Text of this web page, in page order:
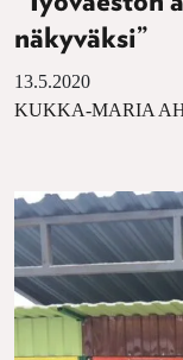
näkyväksi”
13.5.2020
KUKKA-MARIA